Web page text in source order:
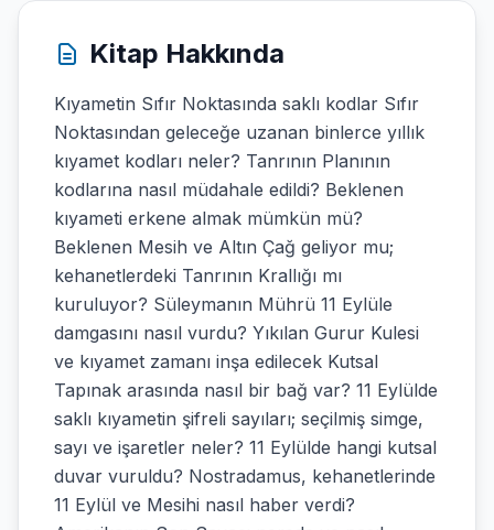
Kitap Hakkında
Kıyametin Sıfır Noktasında saklı kodlar Sıfır
Noktasından geleceğe uzanan binlerce yıllık
kıyamet kodları neler? Tanrının Planının
kodlarına nasıl müdahale edildi? Beklenen
kıyameti erkene almak mümkün mü?
Beklenen Mesih ve Altın Çağ geliyor mu;
kehanetlerdeki Tanrının Krallığı mı
kuruluyor? Süleymanın Mührü 11 Eylüle
damgasını nasıl vurdu? Yıkılan Gurur Kulesi
ve kıyamet zamanı inşa edilecek Kutsal
Tapınak arasında nasıl bir bağ var? 11 Eylülde
saklı kıyametin şifreli sayıları; seçilmiş simge,
sayı ve işaretler neler? 11 Eylülde hangi kutsal
duvar vuruldu? Nostradamus, kehanetlerinde
11 Eylül ve Mesihi nasıl haber verdi?